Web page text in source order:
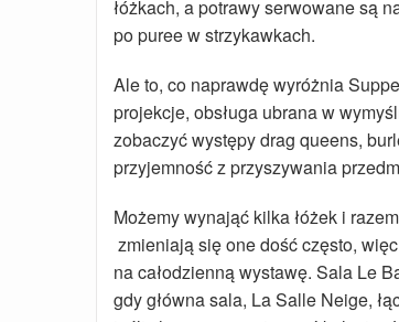
łóżkach, a potrawy serwowane są
po puree w strzykawkach.
Ale to, co naprawdę wyróżnia
projekcje, obsługa ubrana w
zobaczyć występy drag queens,
przyjemność z przyszywania
Możemy wynająć kilka łóżek i
zmieniają się one dość często,
na całodzienną wystawę. Sala Le
gdy główna sala, La Salle Neige,